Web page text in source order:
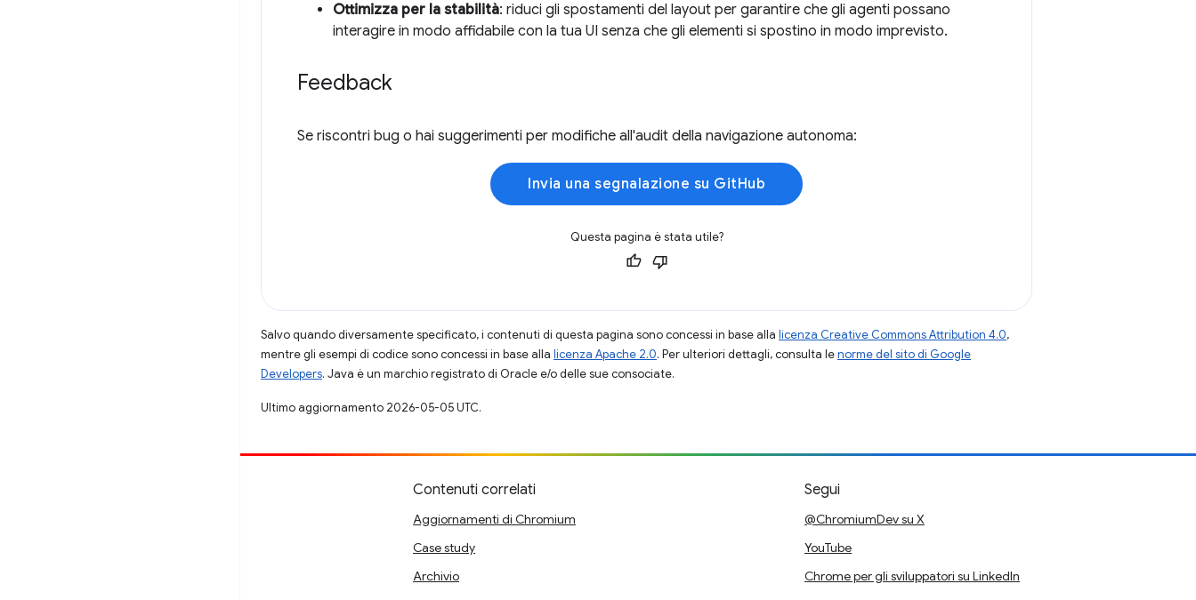
Ottimizza per la stabilità: riduci gli spostamenti del layout per garantire che gli agenti possano
interagire in modo affidabile con la tua UI senza che gli elementi si spostino in modo imprevisto.
Feedback
Se riscontri bug o hai suggerimenti per modifiche all'audit della navigazione autonoma:
Invia una segnalazione su GitHub
Questa pagina è stata utile?
Salvo quando diversamente specificato, i contenuti di questa pagina sono concessi in base alla licenza Creative Commons Attribution 4.0,
mentre gli esempi di codice sono concessi in base alla licenza Apache 2.0. Per ulteriori dettagli, consulta lenorme del sito di Google
Developers. Java è un marchio registrato di Oracle e/o delle sue consociate.
Ultimo aggiornamento 2026-05-05 UTC.
Contenuti correlati
Aggiornamenti di Chromium
Case study
Archivio
Segui
@ChromiumDev su X
YouTube
Chrome per gli sviluppatori su LinkedIn